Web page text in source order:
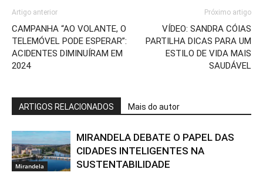
Artigo anterior
CAMPANHA “AO VOLANTE, O
TELEMÓVEL PODE ESPERAR”:
ACIDENTES DIMINUÍRAM EM
2024
Próximo artigo
VÍDEO: SANDRA CÓIAS
PARTILHA DICAS PARA UM
ESTILO DE VIDA MAIS
SAUDÁVEL
ARTIGOS RELACIONADOS Mais do autor
Mirandela
MIRANDELA DEBATE O PAPEL DAS
CIDADES INTELIGENTES NA
SUSTENTABILIDADE